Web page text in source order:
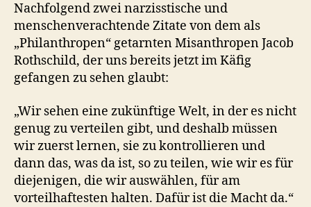
Nachfolgend zwei narzisstische und
menschenverachtende Zitate von dem als
„Philanthropen“ getarnten Misanthropen Jacob
Rothschild, der uns bereits jetzt im Käfig
gefangen zu sehen glaubt:
„Wir sehen eine zukünftige Welt, in der es nicht
genug zu verteilen gibt, und deshalb müssen
wir zuerst lernen, sie zu kontrollieren und
dann das, was da ist, so zu teilen, wie wir es für
diejenigen, die wir auswählen, für am
vorteilhaftesten halten. Dafür ist die Macht da.“